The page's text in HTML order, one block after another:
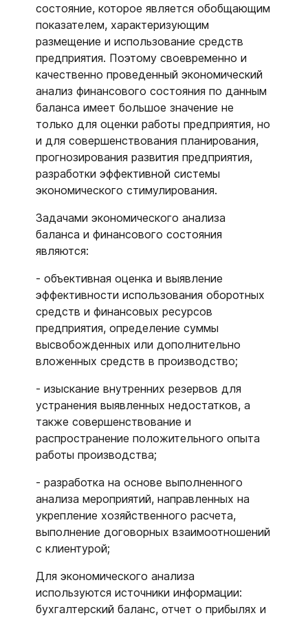
состояние, которое является обобщающим
показателем, характеризующим
размещение и использование средств
предприятия. Поэтому своевременно и
качественно проведенный экономический
анализ финансового состояния по данным
баланса имеет большое значение не
только для оценки работы предприятия, но
и для совершенствования планирования,
прогнозирования развития предприятия,
разработки эффективной системы
экономического стимулирования.
Задачами экономического анализа
баланса и финансового состояния
являются:
- объективная оценка и выявление
эффективности использования оборотных
средств и финансовых ресурсов
предприятия, определение суммы
высвобожденных или дополнительно
вложенных средств в производство;
- изыскание внутренних резервов для
устранения выявленных недостатков, а
также совершенствование и
распространение положительного опыта
работы производства;
- разработка на основе выполненного
анализа мероприятий, направленных на
укрепление хозяйственного расчета,
выполнение договорных взаимоотношений
с клиентурой;
Для экономического анализа
используются источники информации:
бухгалтерский баланс, отчет о прибылях и